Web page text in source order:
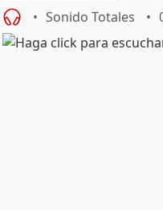
Sonido Totales